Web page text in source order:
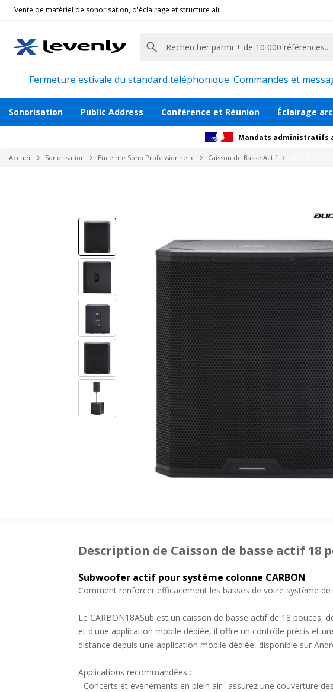
Vente de matériel de sonorisation, d'éclairage et structure alu pour l'évènementiel et la
Fermeture estivale du standard téléphonique. Commandes et
Sonorisation Public Address Conférence et Réunion Éclairage
Mandats administratifs
Accueil Sonorisation Enceinte Sono Professionnelle Caisson de Basse Actif
Description de Caisson de basse actif 18
Subwoofer actif pour système colonne CARBON
Comment renforcer efficacement les basses de votre système
Le CARBON18ASub est un caisson de basse actif de 18 pouces,
et d'une application mobile dédiée, il offre un contrôle précis et
distance depuis une application mobile dédiée, disponible sur
Applications recommandées :
- Concerts et événements en plein air : assurez une couverture